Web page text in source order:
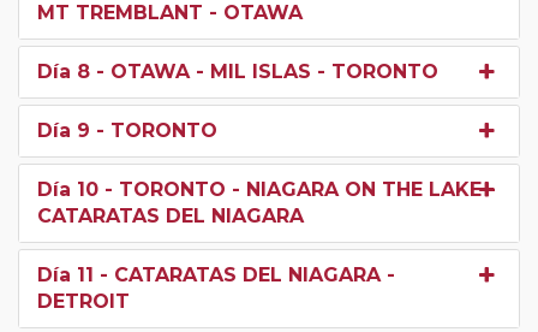
MT TREMBLANT - OTAWA
Día 8 - OTAWA - MIL ISLAS - TORONTO
Día 9 - TORONTO
Día 10 - TORONTO - NIAGARA ON THE LAKE -
CATARATAS DEL NIAGARA
Día 11 - CATARATAS DEL NIAGARA -
DETROIT